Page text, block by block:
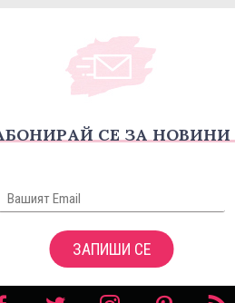
СЕ ЗА НОВИНИ
ЗАПИШИ СЕ